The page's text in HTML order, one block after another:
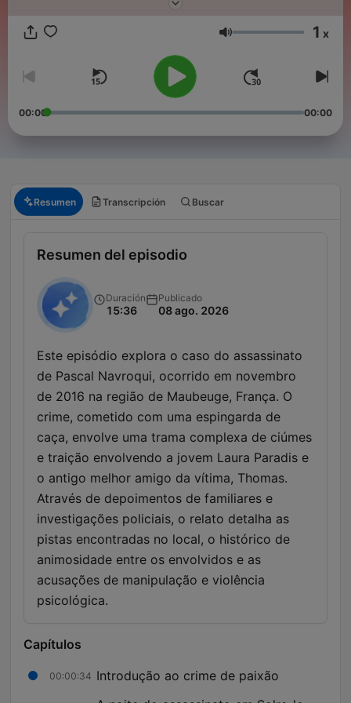
Volumen 1 x
00:00 00:00
Resumen Transcripción Buscar
Resumen del episodio
Duración
15:36
Publicado
08 ago. 2026
Este episódio explora o caso do assassinato
de Pascal Navroqui, ocorrido em novembro
de 2016 na região de Maubeuge, França. O
crime, cometido com uma espingarda de
caça, envolve uma trama complexa de ciúmes
e traição envolvendo a jovem Laura Paradis e
o antigo melhor amigo da vítima, Thomas.
Através de depoimentos de familiares e
investigações policiais, o relato detalha as
pistas encontradas no local, o histórico de
animosidade entre os envolvidos e as
acusações de manipulação e violência
psicológica.
Capítulos
00:00:34 Introdução ao crime de paixão